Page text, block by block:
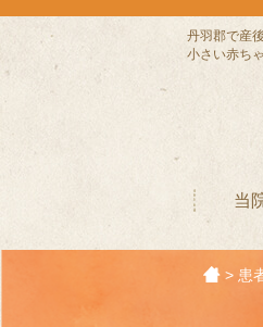
丹羽郡で産
小さい赤ち
当
> 患